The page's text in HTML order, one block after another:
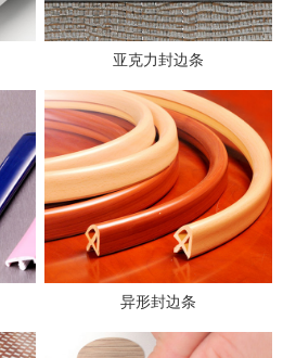
亚克力封边条
异形封边条